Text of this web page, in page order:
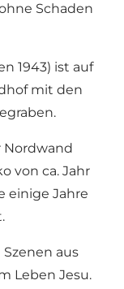
Schaden
1943) ist auf
mit den
Nordwand
von ca. Jahr
einige Jahre
aus
Leben Jesu.